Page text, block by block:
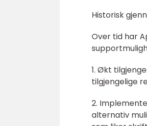
Historisk
Over tid har
1. Økt
tilgjengelige
2.
alternativ